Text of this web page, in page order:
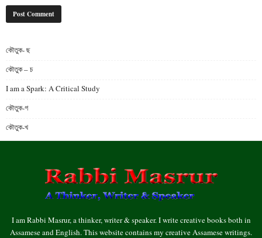
কৌতুক- ছ
কৌতুক – চ
I am a Spark: A Critical Study
কৌতুক-গ
কৌতুক-খ
I am Rabbi Masrur, a thinker, writer & speaker. I write creative books both in
Assamese and English. This website contains my creative Assamese writings.